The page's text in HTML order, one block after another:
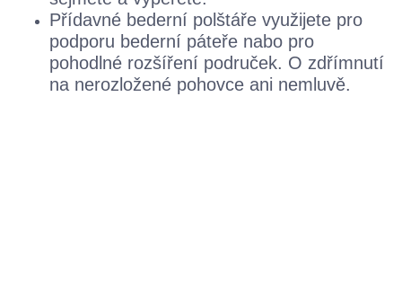
Přídavné bederní polštáře využijete pro
podporu bederní páteře nabo pro
pohodlné rozšíření područek. O zdřímnutí
na nerozložené pohovce ani nemluvě.